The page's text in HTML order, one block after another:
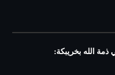
ذمة الله بخريبكة: